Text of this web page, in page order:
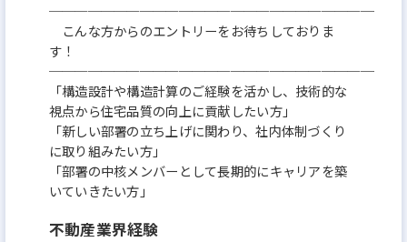
──────────────────────────
こんな方からのエントリーをお待ちしておりま
す！
──────────────────────────
「構造設計や構造計算のご経験を活かし、技術的な
視点から住宅品質の向上に貢献したい方」
「新しい部署の立ち上げに関わり、社内体制づくり
に取り組みたい方」
「部署の中核メンバーとして長期的にキャリアを築
いていきたい方」
不動産業界経験